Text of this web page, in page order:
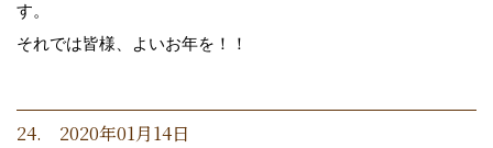
す。
それでは皆様、よいお年を！！
24. 2020年01月14日